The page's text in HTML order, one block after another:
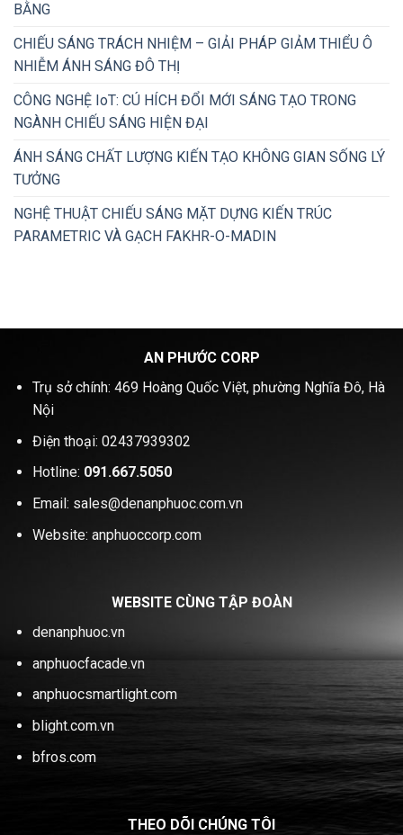
BẰNG
CHIẾU SÁNG TRÁCH NHIỆM – GIẢI PHÁP GIẢM THIỂU Ô
NHIỄM ÁNH SÁNG ĐÔ THỊ
CÔNG NGHỆ IoT: CÚ HÍCH ĐỔI MỚI SÁNG TẠO TRONG
NGÀNH CHIẾU SÁNG HIỆN ĐẠI
ÁNH SÁNG CHẤT LƯỢNG KIẾN TẠO KHÔNG GIAN SỐNG LÝ
TƯỞNG
NGHỆ THUẬT CHIẾU SÁNG MẶT DỰNG KIẾN TRÚC
PARAMETRIC VÀ GẠCH FAKHR-O-MADIN
AN PHƯỚC CORP
Trụ sở chính: 469 Hoàng Quốc Việt, phường Nghĩa Đô, Hà
Nội
Điện thoại: 02437939302
Hotline: 091.667.5050
Email: sales@denanphuoc.com.vn
Website: anphuoccorp.com
WEBSITE CÙNG TẬP ĐOÀN
denanphuoc.vn
anphuocfacade.vn
anphuocsmartlight.com
blight.com.vn
bfros.com
THEO DÕI CHÚNG TÔI